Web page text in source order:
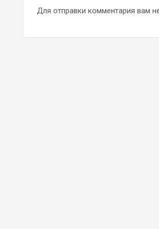
Для отправки комментария вам